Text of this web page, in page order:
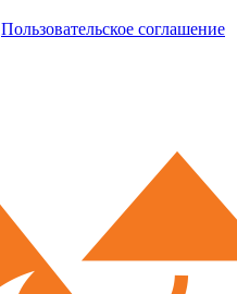
Пользовательское соглашение